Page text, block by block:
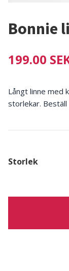
Bonnie
199.00
Långt linne med
storlekar. Beställ
Storlek